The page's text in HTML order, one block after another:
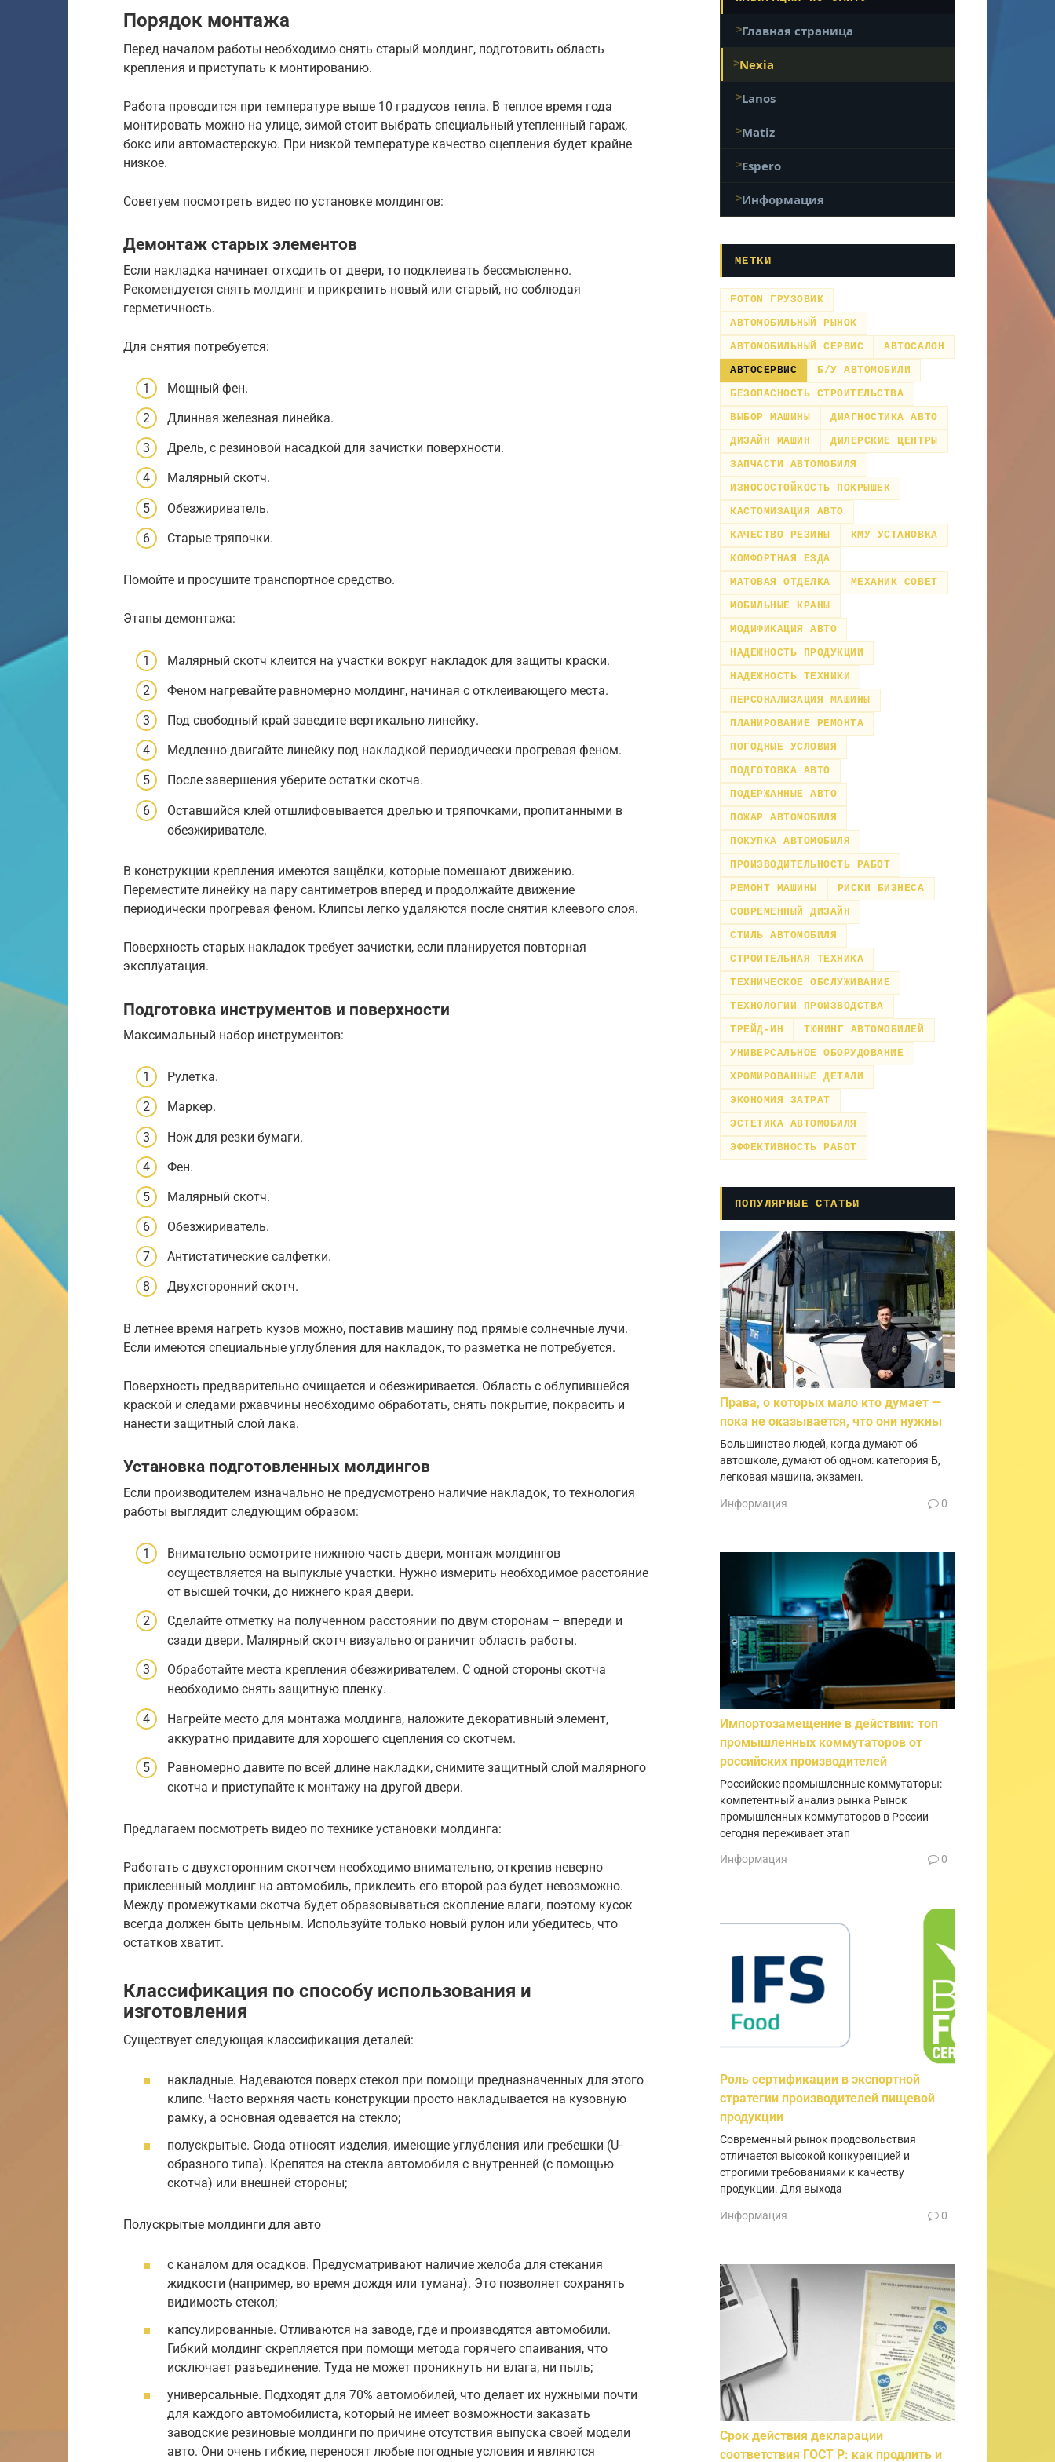
Порядок монтажа
Перед началом работы необходимо снять старый молдинг, подготовить область
крепления и приступать к монтированию.
Работа проводится при температуре выше 10 градусов тепла. В теплое время года
монтировать можно на улице, зимой стоит выбрать специальный утепленный гараж,
бокс или автомастерскую. При низкой температуре качество сцепления будет крайне
низкое.
Советуем посмотреть видео по установке молдингов:
Демонтаж старых элементов
Если накладка начинает отходить от двери, то подклеивать бессмысленно.
Рекомендуется снять молдинг и прикрепить новый или старый, но соблюдая
герметичность.
Для снятия потребуется:
Мощный фен.
Длинная железная линейка.
Дрель, с резиновой насадкой для зачистки поверхности.
Малярный скотч.
Обезжириватель.
Старые тряпочки.
Помойте и просушите транспортное средство.
Этапы демонтажа:
Малярный скотч клеится на участки вокруг накладок для защиты краски.
Феном нагревайте равномерно молдинг, начиная с отклеивающего места.
Под свободный край заведите вертикально линейку.
Медленно двигайте линейку под накладкой периодически прогревая феном.
После завершения уберите остатки скотча.
Оставшийся клей отшлифовывается дрелью и тряпочками, пропитанными в
обезжиривателе.
В конструкции крепления имеются защёлки, которые помешают движению.
Переместите линейку на пару сантиметров вперед и продолжайте движение
периодически прогревая феном. Клипсы легко удаляются после снятия клеевого слоя.
Поверхность старых накладок требует зачистки, если планируется повторная
эксплуатация.
Подготовка инструментов и поверхности
Максимальный набор инструментов:
Рулетка.
Маркер.
Нож для резки бумаги.
Фен.
Малярный скотч.
Обезжириватель.
Антистатические салфетки.
Двухсторонний скотч.
В летнее время нагреть кузов можно, поставив машину под прямые солнечные лучи.
Если имеются специальные углубления для накладок, то разметка не потребуется.
Поверхность предварительно очищается и обезжиривается. Область с облупившейся
краской и следами ржавчины необходимо обработать, снять покрытие, покрасить и
нанести защитный слой лака.
Установка подготовленных молдингов
Если производителем изначально не предусмотрено наличие накладок, то технология
работы выглядит следующим образом:
Внимательно осмотрите нижнюю часть двери, монтаж молдингов
осуществляется на выпуклые участки. Нужно измерить необходимое расстояние
от высшей точки, до нижнего края двери.
Сделайте отметку на полученном расстоянии по двум сторонам – впереди и
сзади двери. Малярный скотч визуально ограничит область работы.
Обработайте места крепления обезжиривателем. С одной стороны скотча
необходимо снять защитную пленку.
Нагрейте место для монтажа молдинга, наложите декоративный элемент,
аккуратно придавите для хорошего сцепления со скотчем.
Равномерно давите по всей длине накладки, снимите защитный слой малярного
скотча и приступайте к монтажу на другой двери.
Предлагаем посмотреть видео по технике установки молдинга:
Работать с двухсторонним скотчем необходимо внимательно, открепив неверно
приклеенный молдинг на автомобиль, приклеить его второй раз будет невозможно.
Между промежутками скотча будет образовываться скопление влаги, поэтому кусок
всегда должен быть цельным. Используйте только новый рулон или убедитесь, что
остатков хватит.
Классификация по способу использования и
изготовления
Существует следующая классификация деталей:
накладные. Надеваются поверх стекол при помощи предназначенных для этого
клипс. Часто верхняя часть конструкции просто накладывается на кузовную
рамку, а основная одевается на стекло;
полускрытые. Сюда относят изделия, имеющие углубления или гребешки (U-
образного типа). Крепятся на стекла автомобиля с внутренней (с помощью
скотча) или внешней стороны;
Полускрытые молдинги для авто
с каналом для осадков. Предусматривают наличие желоба для стекания
жидкости (например, во время дождя или тумана). Это позволяет сохранять
видимость стекол;
капсулированные. Отливаются на заводе, где и производятся автомобили.
Гибкий молдинг скрепляется при помощи метода горячего спаивания, что
исключает разъединение. Туда не может проникнуть ни влага, ни пыль;
универсальные. Подходят для 70% автомобилей, что делает их нужными почти
для каждого автомобилиста, который не имеет возможности заказать
заводские резиновые молдинги по причине отсутствия выпуска своей модели
авто. Они очень гибкие, переносят любые погодные условия и являются
Главная страница
Nexia
Lanos
Matiz
Espero
Информация
МЕТКИ
FOTON ГРУЗОВИК
АВТОМОБИЛЬНЫЙ РЫНОК
АВТОМОБИЛЬНЫЙ СЕРВИС
АВТОСАЛОН
АВТОСЕРВИС
Б/У АВТОМОБИЛИ
БЕЗОПАСНОСТЬ СТРОИТЕЛЬСТВА
ВЫБОР МАШИНЫ
ДИАГНОСТИКА АВТО
ДИЗАЙН МАШИН
ДИЛЕРСКИЕ ЦЕНТРЫ
ЗАПЧАСТИ АВТОМОБИЛЯ
ИЗНОСОСТОЙКОСТЬ ПОКРЫШЕК
КАСТОМИЗАЦИЯ АВТО
КАЧЕСТВО РЕЗИНЫ
КМУ УСТАНОВКА
КОМФОРТНАЯ ЕЗДА
МАТОВАЯ ОТДЕЛКА
МЕХАНИК СОВЕТ
МОБИЛЬНЫЕ КРАНЫ
МОДИФИКАЦИЯ АВТО
НАДЕЖНОСТЬ ПРОДУКЦИИ
НАДЕЖНОСТЬ ТЕХНИКИ
ПЕРСОНАЛИЗАЦИЯ МАШИНЫ
ПЛАНИРОВАНИЕ РЕМОНТА
ПОГОДНЫЕ УСЛОВИЯ
ПОДГОТОВКА АВТО
ПОДЕРЖАННЫЕ АВТО
ПОЖАР АВТОМОБИЛЯ
ПОКУПКА АВТОМОБИЛЯ
ПРОИЗВОДИТЕЛЬНОСТЬ РАБОТ
РЕМОНТ МАШИНЫ
РИСКИ БИЗНЕСА
СОВРЕМЕННЫЙ ДИЗАЙН
СТИЛЬ АВТОМОБИЛЯ
СТРОИТЕЛЬНАЯ ТЕХНИКА
ТЕХНИЧЕСКОЕ ОБСЛУЖИВАНИЕ
ТЕХНОЛОГИИ ПРОИЗВОДСТВА
ТРЕЙД-ИН
ТЮНИНГ АВТОМОБИЛЕЙ
УНИВЕРСАЛЬНОЕ ОБОРУДОВАНИЕ
ХРОМИРОВАННЫЕ ДЕТАЛИ
ЭКОНОМИЯ ЗАТРАТ
ЭСТЕТИКА АВТОМОБИЛЯ
ЭФФЕКТИВНОСТЬ РАБОТ
ПОПУЛЯРНЫЕ СТАТЬИ
Права, о которых мало кто думает —
пока не оказывается, что они нужны
Большинство людей, когда думают об
автошколе, думают об одном: категория Б,
легковая машина, экзамен.
Информация 0
Импортозамещение в действии: топ
промышленных коммутаторов от
российских производителей
Российские промышленные коммутаторы:
компетентный анализ рынка Рынок
промышленных коммутаторов в России
сегодня переживает этап
Информация 0
Роль сертификации в экспортной
стратегии производителей пищевой
продукции
Современный рынок продовольствия
отличается высокой конкуренцией и
строгими требованиями к качеству
продукции. Для выхода
Информация 0
Срок действия декларации
соответствия ГОСТ Р: как продлить и